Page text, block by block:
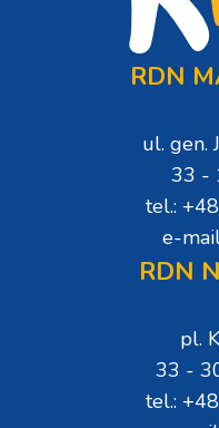
RDN
ul. gen.
33 -
tel.:
e-
RDN
pl.
33 -
tel.: